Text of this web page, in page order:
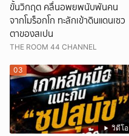
ขั้นวิกฤต คลื่นอพยพนับพันคน
จากโมร็อกโก ทะลักเข้าดินแดนเซว
ตาของสเปน
THE ROOM 44 CHANNEL
วิดีโอ
03